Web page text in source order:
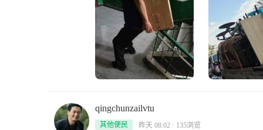
qingchunzailvtu
其他便民 昨天 08:02 · 135浏览